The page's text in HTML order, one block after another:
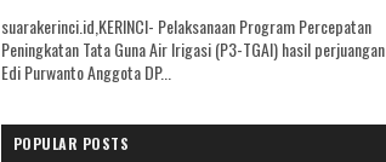
suarakerinci.id,KERINCI- Pelaksanaan Program Percepatan
Peningkatan Tata Guna Air Irigasi (P3-TGAI) hasil perjuangan
Edi Purwanto Anggota DP...
POPULAR POSTS